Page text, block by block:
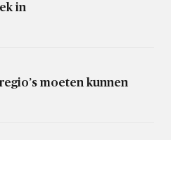
in
moeten kunnen